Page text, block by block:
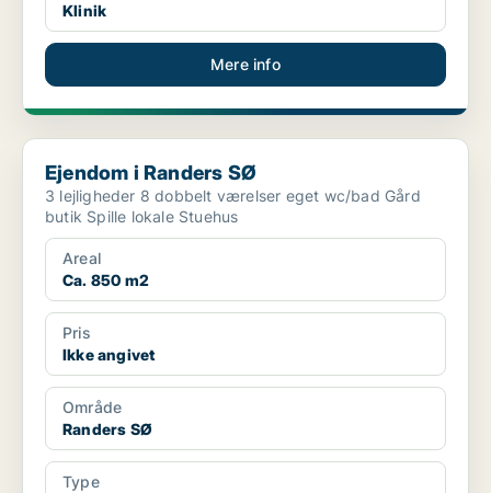
Klinik
Mere info
Ejendom i Randers SØ
Ejendom i Randers SØ
3 lejligheder 8 dobbelt værelser eget wc/bad Gård
butik Spille lokale Stuehus
Areal
Ca. 850 m2
Pris
Ikke angivet
Område
Randers SØ
Type